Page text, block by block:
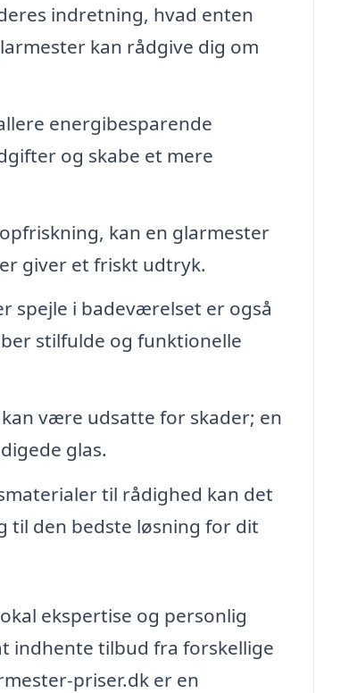
indretning, hvad enten
kan rådgive dig om
energibesparende
og skabe et mere
kan en glarmester
giver et friskt udtryk.
spejle i badeværelset er også
stilfulde og funktionelle
være udsatte for skader; en
glas.
til rådighed kan det
til den bedste løsning for dit
ekspertise og personlig
indhente tilbud fra forskellige
priser.dk er en